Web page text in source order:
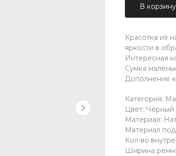
В корзину
Красотка из
яркости в
Интересная
Сумка
Дополнение
Категория:
Цвет: Чёрный
Материал:
Материал
Кол-во
Ширина